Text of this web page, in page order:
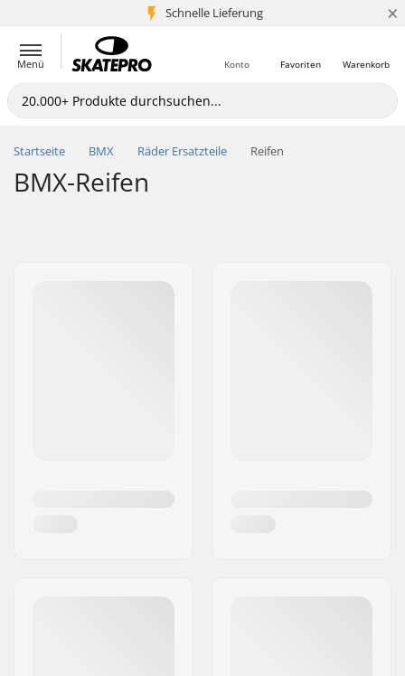
Schnelle Lieferung
5+ Mio. Kunden ×
Menü Warenkorb
Favoriten
Konto
Startseite BMX Räder Ersatzteile Reifen
BMX-Reifen